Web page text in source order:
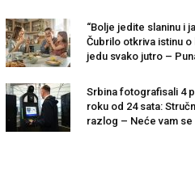
“Bolje jedite slaninu i
Čubrilo otkriva istinu o
jedu svako jutro –
Srbina fotografisali 4
roku od 24 sata:
razlog – Neće vam